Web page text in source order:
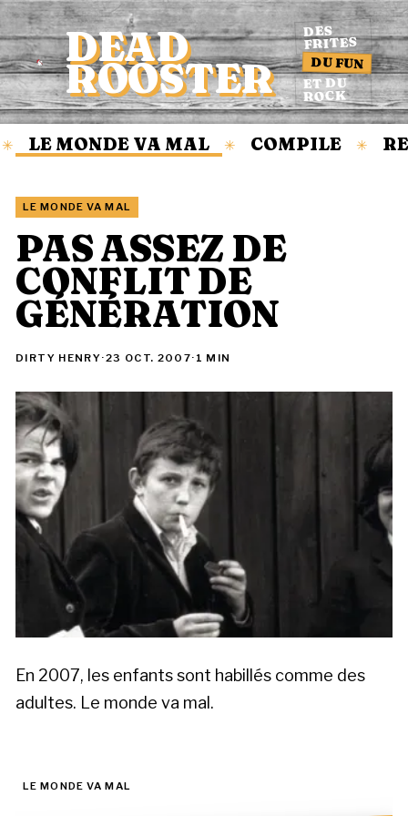
Accueil
DEAD
ROOSTER
DES
FRITES
DU FUN
ET DU
ROCK
LE MONDE VA MAL ✳ COMPILE ✳
LE MONDE VA MAL
PAS ASSEZ DE
CONFLIT DE
GÉNÉRATION
DIRTY HENRY·23 OCT. 2007· 1 MIN
En 2007, les enfants sont habillés comme des
adultes. Le monde va mal.
LE MONDE VA MAL